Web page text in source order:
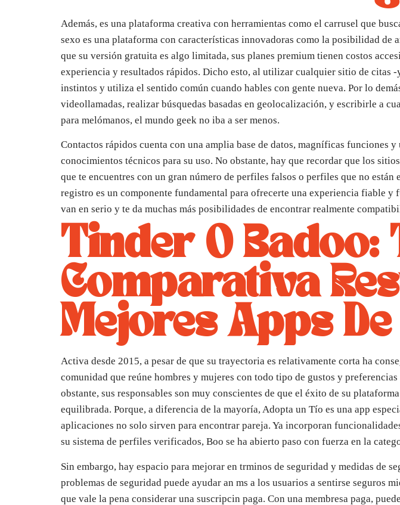
Además, es una plataforma creativa con herramientas como el carrusel que
sexo es una plataforma con características innovadoras como la posibilidad
que su versión gratuita es algo limitada, sus planes premium tienen costos
experiencia y resultados rápidos. Dicho esto, al utilizar cualquier sitio de citas
instintos y utiliza el sentido común cuando hables con gente nueva. Por lo
videollamadas, realizar búsquedas basadas en geolocalización, y escribirle a
para melómanos, el mundo geek no iba a ser menos.
Contactos rápidos cuenta con una amplia base de datos, magníficas funciones
conocimientos técnicos para su uso. No obstante, hay que recordar que los
que te encuentres con un gran número de perfiles falsos o perfiles que no
registro es un componente fundamental para ofrecerte una experiencia fiable
van en serio y te da muchas más posibilidades de encontrar realmente
Tinder O Badoo:
Comparativa
Mejores Apps
Activa desde 2015, a pesar de que su trayectoria es relativamente corta ha
comunidad que reúne hombres y mujeres con todo tipo de gustos y
obstante, sus responsables son muy conscientes de que el éxito de su
equilibrada. Porque, a diferencia de la mayoría, Adopta un Tío es una app
aplicaciones no solo sirven para encontrar pareja. Ya incorporan
su sistema de perfiles verificados, Boo se ha abierto paso con fuerza en la
Sin embargo, hay espacio para mejorar en trminos de seguridad y medidas de
problemas de seguridad puede ayudar an ms a los usuarios a sentirse seguros
que vale la pena considerar una suscripcin paga. Con una membresa paga,